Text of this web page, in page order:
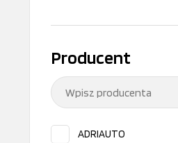
Producent
ADRIAUTO